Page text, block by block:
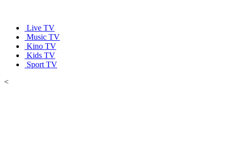
Live TV
Music TV
Kino TV
Kids TV
Sport TV
<